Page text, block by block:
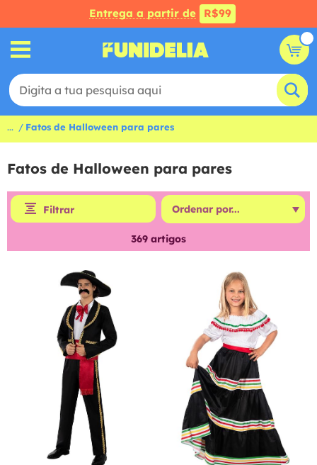
Entrega a partir de R$99
... Fatos de Halloween para pares
Fatos de Halloween para pares
Filtrar
369 artigos